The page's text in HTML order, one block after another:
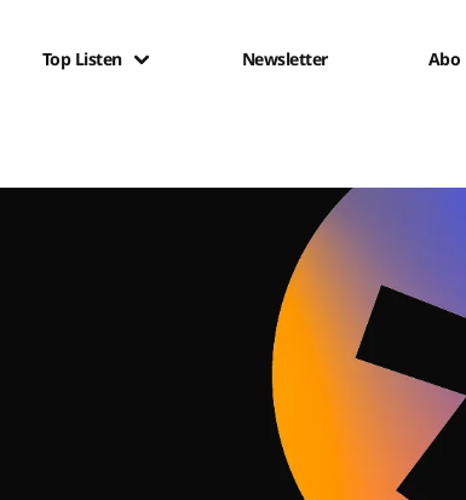
Top Listen Newsletter Abo